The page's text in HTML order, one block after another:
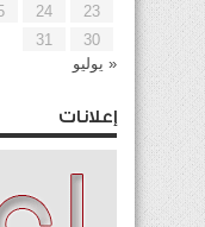
23
24
30
31
« يوليو
إعلانات